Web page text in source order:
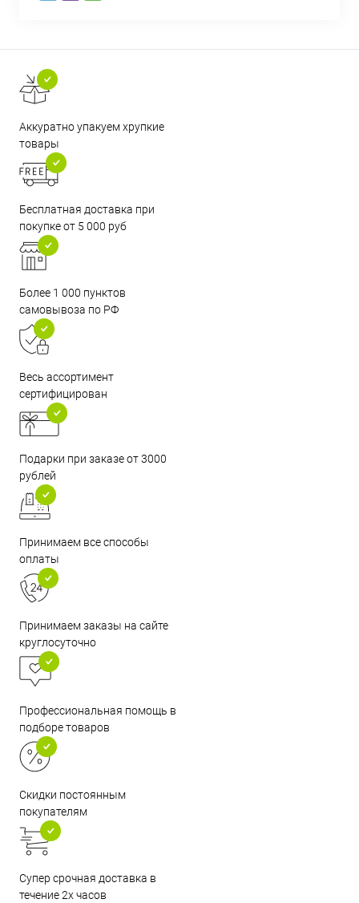
Аккуратно упакуем хрупкие
товары
Бесплатная доставка при
покупке от 5 000 руб
Более 1 000 пунктов
самовывоза по РФ
Весь ассортимент
сертифицирован
Подарки при заказе от 3000
рублей
Принимаем все способы
оплаты
Принимаем заказы на сайте
круглосуточно
Профессиональная помощь в
подборе товаров
Скидки постоянным
покупателям
Супер срочная доставка в
течение 2х часов